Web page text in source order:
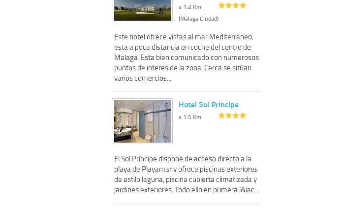
a 1.2 Km
(Málaga Ciudad)
Este hotel ofrece vistas al mar Mediterraneo,
esta a poca distancia en coche del centro de
Malaga. Esta bien comunicado con numerosos
puntos de interes de la zona. Cerca se sitúan
varios comercios...
Hotel Sol Principe
a 1.5 Km
El Sol Príncipe dispone de acceso directo a la
playa de Playamar y ofrece piscinas exteriores
de estilo laguna, piscina cubierta climatizada y
jardines exteriores. Todo ello en primera l&iac...